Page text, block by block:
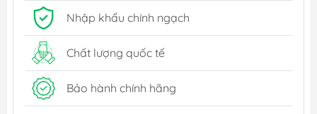
Nhập khẩu chính ngạch
Chất lượng quốc tế
Bảo hành chính hãng